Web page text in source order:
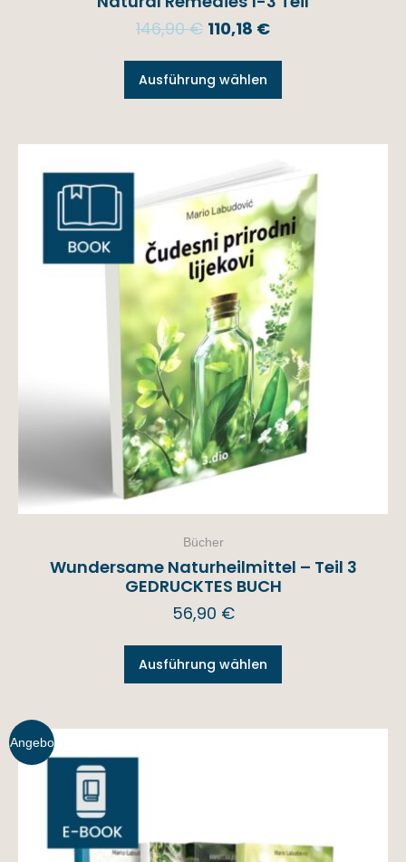
146,90€ 110,18 €
Ausführung wählen
Bücher
Wundersame Naturheilmittel – Teil 3
GEDRUCKTES BUCH
56,90 €
Ausführung wählen
Angebo